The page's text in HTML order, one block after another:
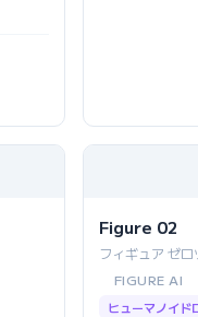
Figure 02
フィギュア ゼロ
FIGURE AI
ヒューマノイド